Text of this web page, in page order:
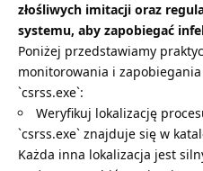
złośliwych imitacji oraz
systemu, aby zapobiegać
Poniżej przedstawiamy
monitorowania i
`csrss.exe`:
Weryfikuj lokalizację
`csrss.exe` znajduje się w
Każda inna lokalizacja jest